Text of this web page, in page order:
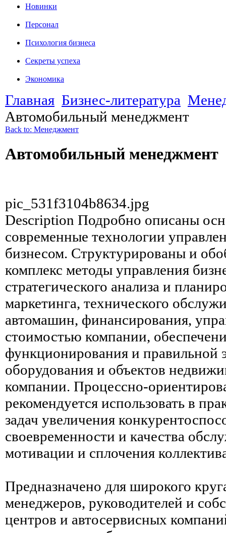
Новинки
Персонал
Психология бизнеса
Секреты успеха
Экономика
Главная Бизнес-литература
Автомобильный менеджмент
Back to: Менеджмент
Автомобильный менеджмент
pic_531f3104b8634.jpg
Description Подробно описаны
современные технологии
бизнесом. Структурированы и
комплекс методы управления
стратегического анализа и
маркетинга, технического
автомашин, финансирования,
стоимостью компании,
функционирования и правильной
оборудования и объектов
компании. Процессно-
рекомендуется использовать в
задач увеличения
своевременности и качества
мотивации и сплочения
Предназначено для широкого
менеджеров, руководителей и
центров и автосервисных